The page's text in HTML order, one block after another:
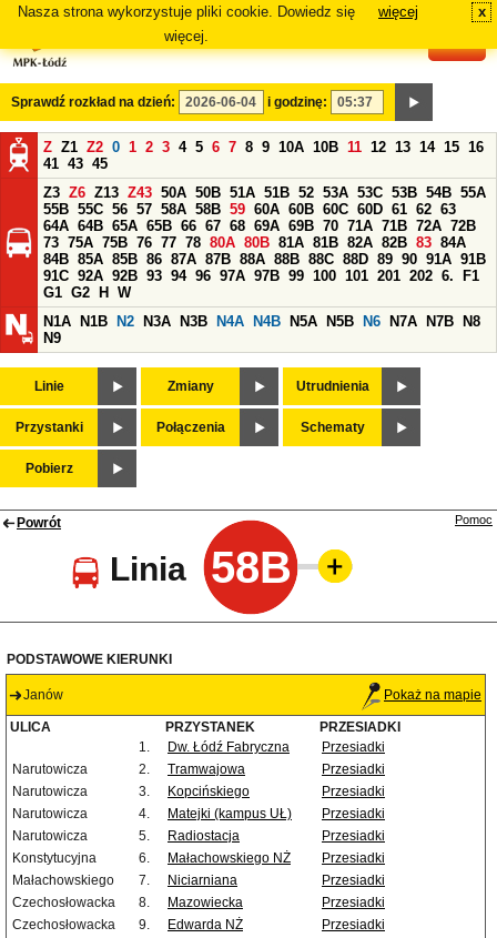
Nasza strona wykorzystuje pliki cookie. Dowiedz się
więcej.
więcej x
Sprawdź rozkład na dzień: i godzinę:
Z Z1 Z2 0 1 2 3 4 5 6 7 8 9 10A 10B 11 12 13 14 15 16
41 43 45
Z3 Z6 Z13 Z43 50A 50B 51A 51B 52 53A 53C 53B 54B 55A
55B 55C 56 57 58A 58B 59 60A 60B 60C 60D 61 62 63
64A 64B 65A 65B 66 67 68 69A 69B 70 71A 71B 72A 72B
73 75A 75B 76 77 78 80A 80B 81A 81B 82A 82B 83 84A
84B 85A 85B 86 87A 87B 88A 88B 88C 88D 89 90 91A 91B
91C 92A 92B 93 94 96 97A 97B 99 100 101 201 202 6.
F1
G1 G2 H
W
N1A
N1B N2 N3A N3B N4A N4B N5A N5B N6 N7A N7B
N8
N9
Linie Zmiany Utrudnienia
Przystanki Połączenia Schematy
Pobierz
Powrót
Linia 58B
Pomoc
PODSTAWOWE KIERUNKI
Janów Pokaż na mapie
ULICA PRZYSTANEK
PRZESIADKI
1.
Dw. Łódź Fabryczna
Przesiadki
Narutowicza
2. Tramwajowa
Przesiadki
Narutowicza
3. Kopcińskiego
Przesiadki
Narutowicza
4. Matejki (kampus UŁ)
Przesiadki
Narutowicza
5. Radiostacja
Przesiadki
Konstytucyjna
6. Małachowskiego NŻ
Przesiadki
Małachowskiego
7. Niciarniana
Przesiadki
Czechosłowacka
8. Mazowiecka
Przesiadki
Czechosłowacka
9. Edwarda NŻ
Przesiadki